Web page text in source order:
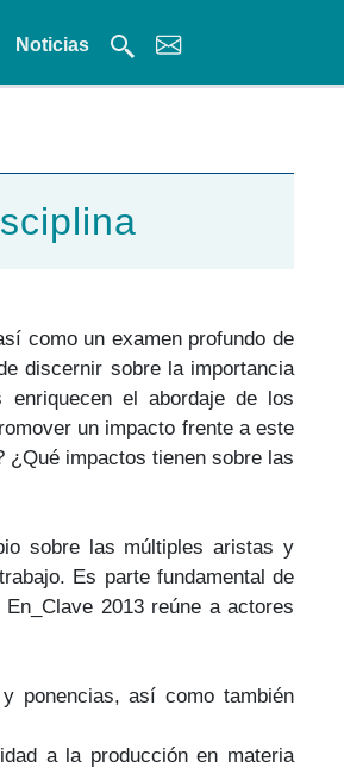
Noticias
como un examen profundo de
discernir sobre la importancia
el abordaje de los
un impacto frente a este
impactos tienen sobre las
sobre las múltiples aristas y
Es parte fundamental de
2013 reúne a actores
ponencias, así como también
a la producción en materia